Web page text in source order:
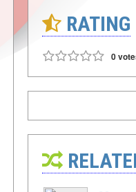
RATING
0